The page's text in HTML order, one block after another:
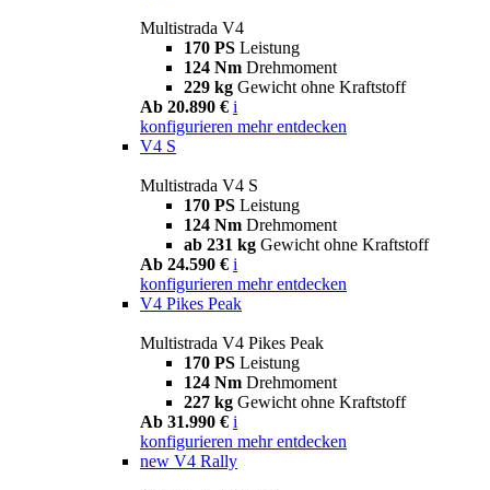
Multistrada V4
170 PS Leistung
124 Nm Drehmoment
229 kg Gewicht ohne Kraftstoff
Ab 20.890 € i
konfigurieren mehr entdecken
V4 S
Multistrada V4 S
170 PS Leistung
124 Nm Drehmoment
ab 231 kg Gewicht ohne Kraftstoff
Ab 24.590 € i
konfigurieren mehr entdecken
V4 Pikes Peak
Multistrada V4 Pikes Peak
170 PS Leistung
124 Nm Drehmoment
227 kg Gewicht ohne Kraftstoff
Ab 31.990 € i
konfigurieren mehr entdecken
new V4 Rally